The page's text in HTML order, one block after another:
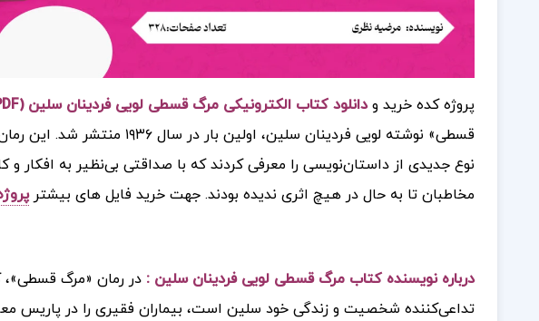
پروژه کده خرید و دانلود کتاب الکترونیکی مرگ قسطی لویی فردینان سلین (PDF)
قسطی» نوشته لویی فردینان سلین،
نوع جدیدی از داستان‌نویسی را معرفی کردند که با صداقتی بی‌نظیر به افکار و
مخاطبان تا به حال در هیچ اثری ندیده بودند. جهت خرید فایل های بیشتر
درباره نویسنده کتاب مرگ قسطی لویی فردینان سلین : در رمان «مرگ قسطی»،
تداعی‌کننده شخصیت و زندگی خود سلین است، بیماران فقیری را در پاریس